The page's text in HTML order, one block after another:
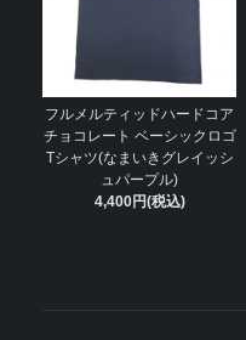
フルメルティッドハードコア
チョコレート ベーシックロゴ
Tシャツ(なまいきグレイッシ
ュパープル)
4,400円(税込)